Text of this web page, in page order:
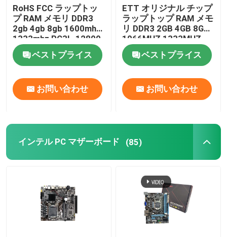
RoHS FCC ラップトッ
プ RAM メモリ DDR3
2gb 4gb 8gb 1600mhz
1333mhz PC3L-12800
ベストプライス
お問い合わせ
ETT オリジナル チップ
ラップトップ RAM メモ
リ DDR3 2GB 4GB 8GB
1066MHZ 1333MHZ
1600MHZ
ベストプライス
お問い合わせ
インテル PC マザーボード (85)